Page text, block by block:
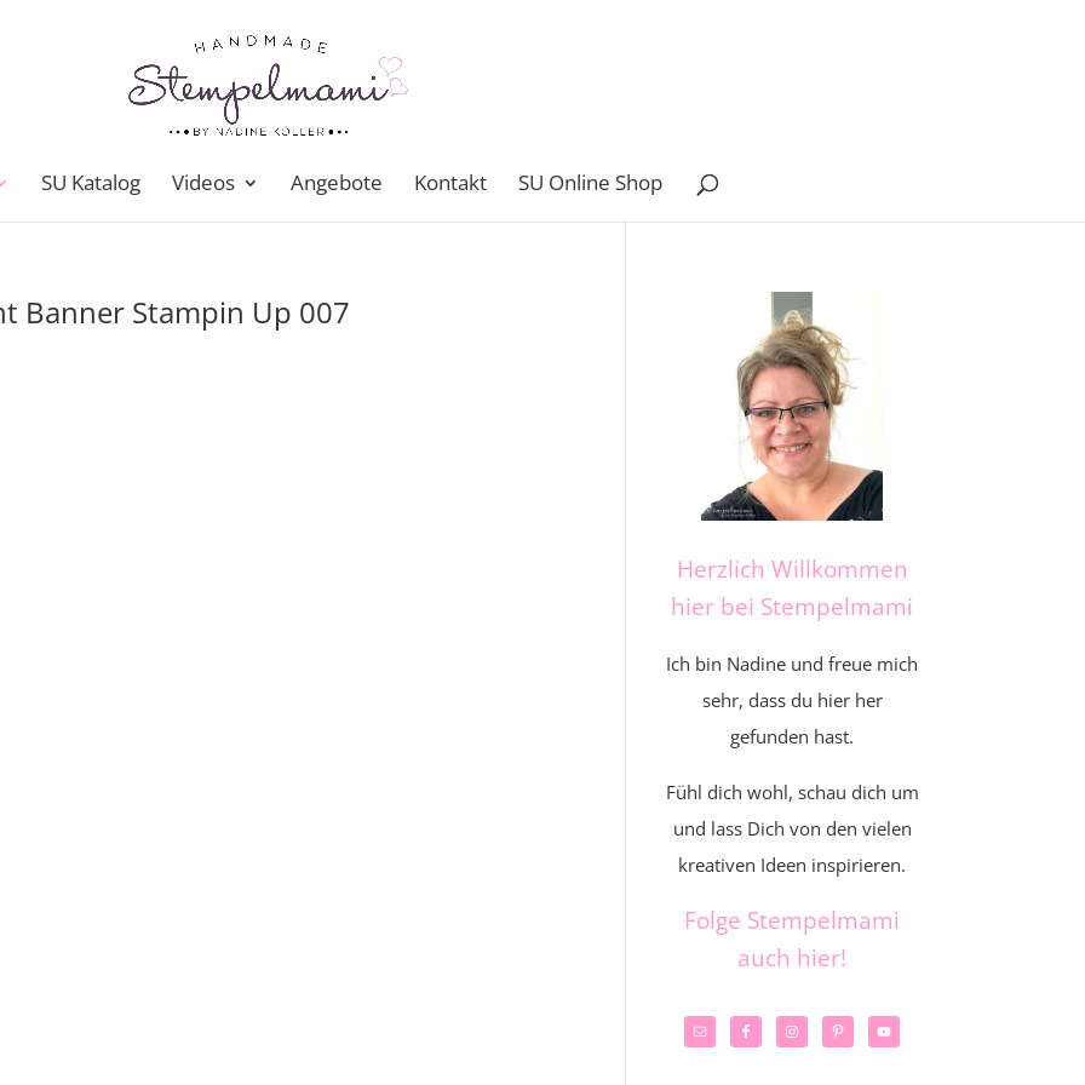
SU Katalog Videos Angebote Kontakt SU Online Shop
Banner Stampin Up 007
Herzlich Willkommen
hier bei Stempelmami
Ich bin Nadine und freue mich
sehr, dass du hier her
gefunden hast.
Fühl dich wohl, schau dich um
und lass Dich von den vielen
kreativen Ideen inspirieren.
Folge Stempelmami
auch hier!